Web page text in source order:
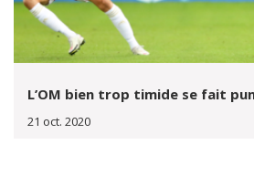
L’OM bien trop timide se fait
21 oct. 2020